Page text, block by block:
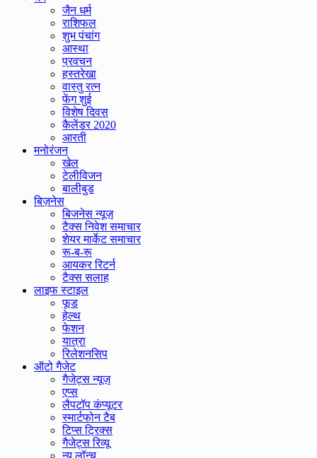
जैन धर्म
राशिफल
शुभ पंचांग
आस्था
प्रवचन
हस्तरेखा
वास्तु रत्न
फेंग शुई
विशेष दिवस
कैलेंडर 2020
आरती
मनोरंजन
खेल
टेलीविजन
बालीबुड
बिज़नेस
बिजनेस न्यूज़
टैक्स निवेश समाचार
शेयर मार्केट समाचार
रू-ब-रू
आयकर रिटर्न
टैक्स सलाह
लाइफ स्टाइल
फूड
हेल्थ
फेशन
यात्रा
रिलेशनसिप
ऑटो गैजेट
गैजेट्स न्यूज़
एप्स
लैपटॉप कंप्यूटर
स्मार्टफोन टैब
टिप्स ट्रिक्स
गैजेट्स रिव्यू
न्यू लॉन्च